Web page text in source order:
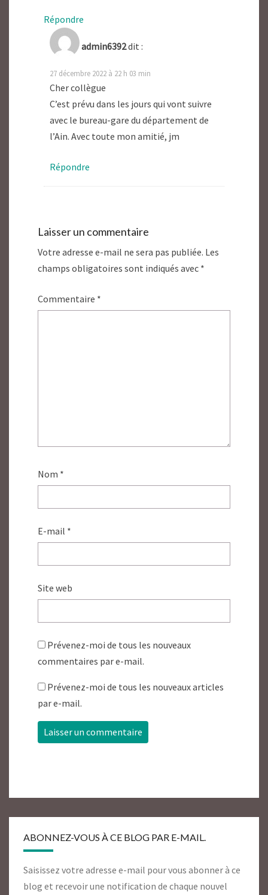
Répondre
admin6392dit :
27 décembre 2022 à 22 h 03 min
Cher collègue
C’est prévu dans les jours qui vont suivre
avec le bureau-gare du département de
l’Ain. Avec toute mon amitié, jm
Répondre
Laisser un commentaire
Votre adresse e-mail ne sera pas publiée. Les
champs obligatoires sont indiqués avec *
Commentaire *
Nom *
E-mail *
Site web
Prévenez-moi de tous les nouveaux
commentaires par e-mail.
Prévenez-moi de tous les nouveaux articles
par e-mail.
ABONNEZ-VOUS À CE BLOG PAR E-MAIL.
Saisissez votre adresse e-mail pour vous abonner à ce
blog et recevoir une notification de chaque nouvel